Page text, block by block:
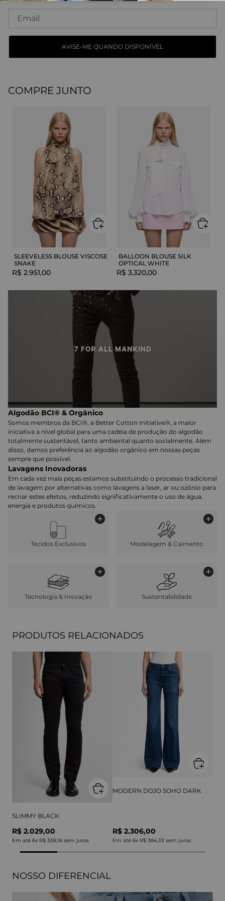
COMPRE JUNTO
SLEEVELESS BLOUSE VISCOSE
SNAKE
R$ 2.951,00
BALLOON BLOUSE SILK
OPTICAL WHITE
R$ 3.320,00
Algodão BCI® & Orgânico
Somos membros da BCI®, a Better Cotton Initiative®, a maior
iniciativa a nível global para uma cadeia de produção do algodão
totalmente sustentável, tanto ambiental quanto socialmente. Além
disso, damos preferência ao algodão orgânico em nossas peças
sempre que possível.
Lavagens Inovadoras
Em cada vez mais peças estamos substituindo o processo tradicional
de lavagem por alternativas como lavagens a laser, ar ou ozônio para
recriar estes efeitos, reduzindo significativamente o uso de água,
energia e produtos químicos.
Tecidos Exclusivos Modelagem & Caimento
Tecnologia & Inovação Sustentabilidade
PRODUTOS RELACIONADOS
SLIMMY BLACK
R$ 2.029,00
Em até 6x R$ 338,16 sem juros
MODERN DOJO SOHO DARK
R$ 2.306,00
Em até 6x R$ 384,33 sem juros
NOSSO DIFERENCIAL